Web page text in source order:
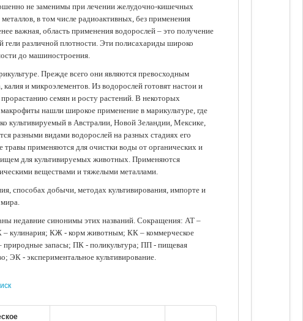
не заменимы при лечении желудочно-кишечных
в том числе радиоактивных, без применения
важная, область применения водорослей – это получение
различной плотности. Эти полисахариды широко
до машиностроения.
Прежде всего они являются превосходным
и микроэлементов. Из водорослей готовят настои и
семян и росту растений. В некоторых
нашли широкое применение в марикультуре, где
культивируемый в Австралии, Новой Зеландии, Мексике,
разными видами водорослей на разных стадиях его
применяются для очистки воды от органических и
для культивируемых животных. Применяются
веществами и тяжелыми металлами.
способах добычи, методах культивирования, импорте и
недавние синонимы этих названий. Сокращения: АТ –
кулинария; КЖ - корм животным; КК – коммерческое
запасы; ПК - поликультура; ПП - пищевая
ЭК - экспериментальное культивирование.